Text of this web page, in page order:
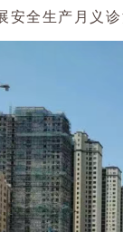
安全生产月义诊